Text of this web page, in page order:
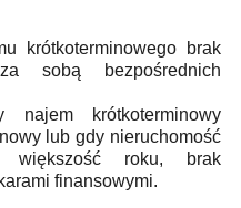
krótkoterminowego brak
sobą bezpośrednich
krótkoterminowy
lub gdy nieruchomość
większość roku, brak
finansowymi.